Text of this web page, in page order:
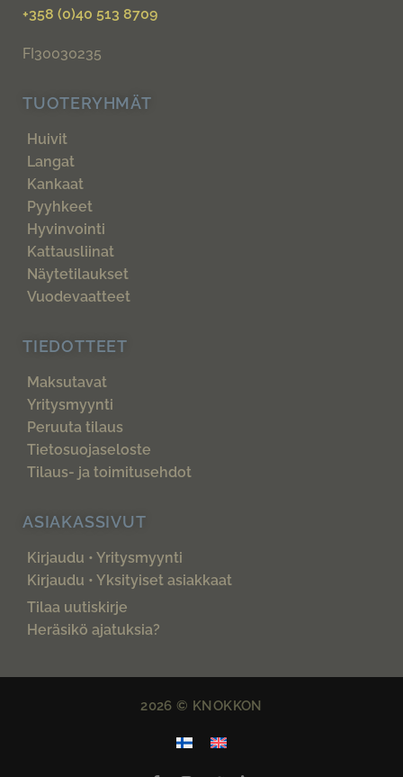
+358 (0)40 513 8709
FI30030235
TUOTERYHMÄT
Huivit
Langat
Kankaat
Pyyhkeet
Hyvinvointi
Kattausliinat
Näytetilaukset
Vuodevaatteet
TIEDOTTEET
Maksutavat
Yritysmyynti
Peruuta tilaus
Tietosuojaseloste
Tilaus- ja toimitusehdot
ASIAKASSIVUT
Kirjaudu • Yritysmyynti
Kirjaudu • Yksityiset asiakkaat
Tilaa uutiskirje
Heräsikö ajatuksia?
2026 © KNOKKON